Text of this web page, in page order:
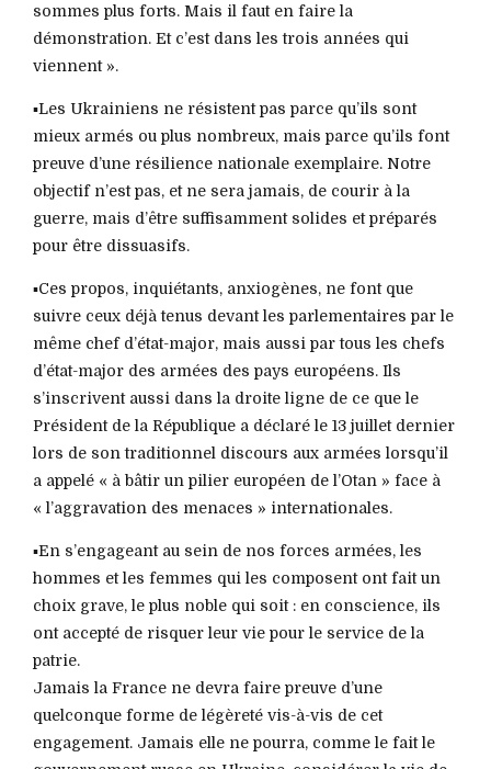
sommes plus forts. Mais il faut en faire la
démonstration. Et c’est dans les trois années qui
viennent ».
▪️Les Ukrainiens ne résistent pas parce qu’ils sont
mieux armés ou plus nombreux, mais parce qu’ils font
preuve d’une résilience nationale exemplaire. Notre
objectif n’est pas, et ne sera jamais, de courir à la
guerre, mais d’être suffisamment solides et préparés
pour être dissuasifs.
▪️Ces propos, inquiétants, anxiogènes, ne font que
suivre ceux déjà tenus devant les parlementaires par le
même chef d’état-major, mais aussi par tous les chefs
d’état-major des armées des pays européens. Ils
s’inscrivent aussi dans la droite ligne de ce que le
Président de la République a déclaré le 13 juillet dernier
lors de son traditionnel discours aux armées lorsqu’il
a appelé « à bâtir un pilier européen de l’Otan » face à
« l’aggravation des menaces » internationales.
▪️En s’engageant au sein de nos forces armées, les
hommes et les femmes qui les composent ont fait un
choix grave, le plus noble qui soit : en conscience, ils
ont accepté de risquer leur vie pour le service de la
patrie.
Jamais la France ne devra faire preuve d’une
quelconque forme de légèreté vis-à-vis de cet
engagement. Jamais elle ne pourra, comme le fait le